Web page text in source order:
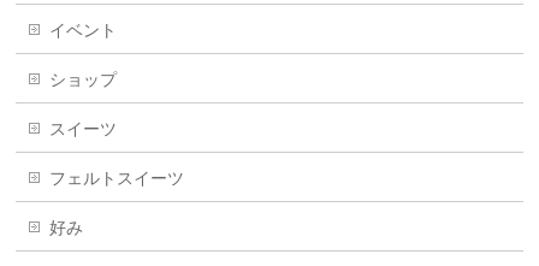
イベント
ショップ
スイーツ
フェルトスイーツ
好み